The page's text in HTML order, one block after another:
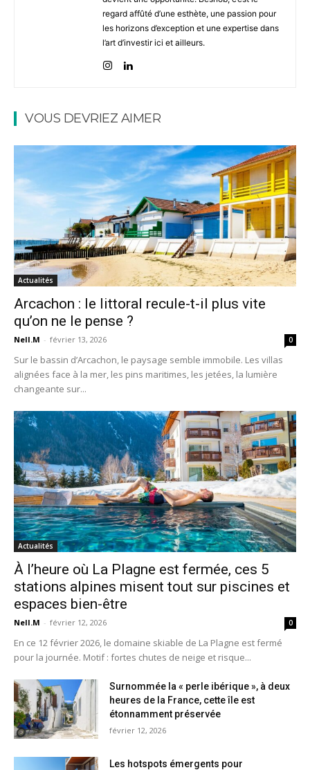
regard affûté d’une esthète, une passion pour
les horizons d’exception et une expertise dans
l’art d’investir ici et ailleurs.
VOUS DEVRIEZ AIMER
Actualités
Arcachon : le littoral recule-t-il plus vite
qu’on ne le pense ?
Nell.M - février 13, 2026 0
Sur le bassin d’Arcachon, le paysage semble immobile. Les villas
alignées face à la mer, les pins maritimes, les jetées, la lumière
changeante sur...
Actualités
À l’heure où La Plagne est fermée, ces 5
stations alpines misent tout sur piscines et
espaces bien-être
Nell.M - février 12, 2026 0
En ce 12 février 2026, le domaine skiable de La Plagne est fermé
pour la journée. Motif : fortes chutes de neige et risque...
Surnommée la « perle ibérique », à deux
heures de la France, cette île est
étonnamment préservée
février 12, 2026
Les hotspots émergents pour